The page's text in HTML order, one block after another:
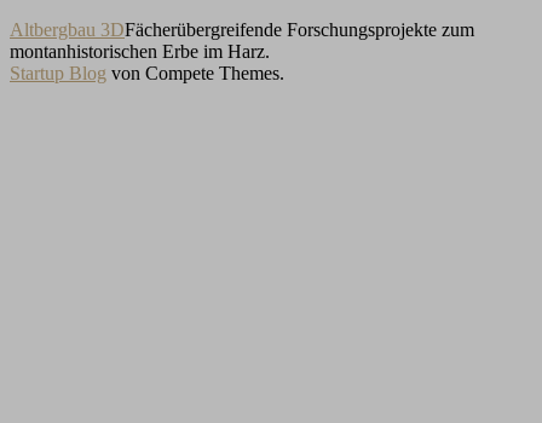
Altbergbau 3DFächerübergreifende Forschungsprojekte zum
montanhistorischen Erbe im Harz.
Startup Blog von Compete Themes.